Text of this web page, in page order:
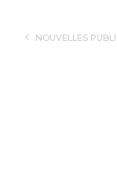
NOUVELLES